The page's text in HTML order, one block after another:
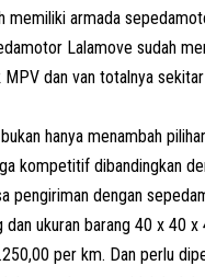
memiliki armada
Lalamove sudah
MPV dan van totalnya
hanya menambah
kompetitif dibandingkan
pengiriman dengan
ukuran barang 40 x 40 x
per km. Dan perlu